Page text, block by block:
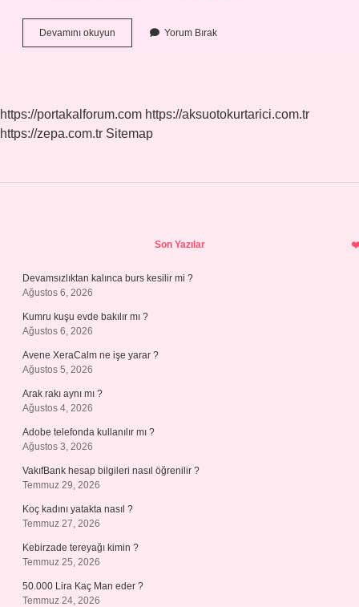
Devamını okuyun
Kimin
Yorum Bırak
https://portakalforum.com https://aksuotokurtarici.com.tr
https://zepa.com.tr Sitemap
Son Yazılar
Devamsızlıktan kalınca burs kesilir mi ?
Ağustos 6, 2026
Kumru kuşu evde bakılır mı ?
Ağustos 6, 2026
Avene XeraCalm ne işe yarar ?
Ağustos 5, 2026
Arak rakı aynı mı ?
Ağustos 4, 2026
Adobe telefonda kullanılır mı ?
Ağustos 3, 2026
VakıfBank hesap bilgileri nasıl öğrenilir ?
Temmuz 29, 2026
Koç kadını yatakta nasıl ?
Temmuz 27, 2026
Kebirzade tereyağı kimin ?
Temmuz 25, 2026
50.000 Lira Kaç Man eder ?
Temmuz 24, 2026